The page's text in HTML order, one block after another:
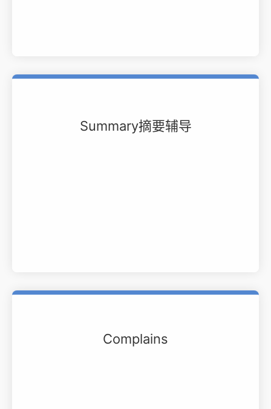
Summary摘要辅导
Complains